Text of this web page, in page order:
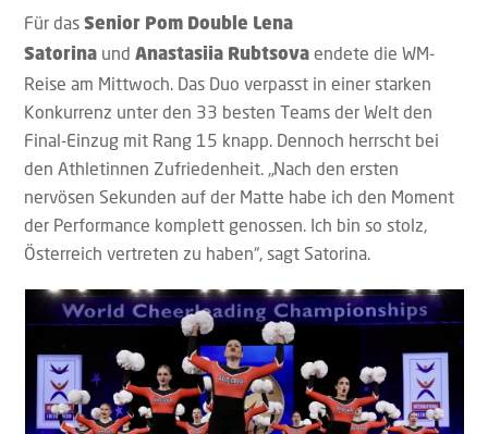
Für dasSenior Pom Double Lena
Satorina undAnastasiia Rubtsova endete die WM-
Reise am Mittwoch. Das Duo verpasst in einer starken
Konkurrenz unter den 33 besten Teams der Welt den
Final-Einzug mit Rang 15 knapp. Dennoch herrscht bei
den Athletinnen Zufriedenheit. „Nach den ersten
nervösen Sekunden auf der Matte habe ich den Moment
der Performance komplett genossen. Ich bin so stolz,
Österreich vertreten zu haben“, sagt Satorina.